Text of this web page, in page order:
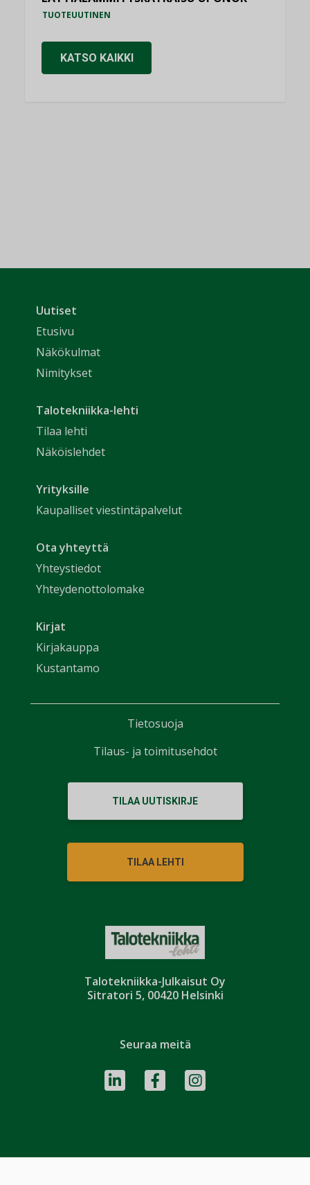
TUOTEUUTINEN
KATSO KAIKKI
Talotekniikka-Julkaisut Oy
Sitratori 5, 00420 Helsinki
Uutiset
Etusivu
Näkökulmat
Nimitykset
Talotekniikka-lehti
Tilaa lehti
Näköislehdet
Yrityksille
Kaupalliset viestintäpalvelut
Ota yhteyttä
Yhteystiedot
Yhteydenottolomake
Kirjat
Kirjakauppa
Kustantamo
TILAA UUTISKIRJE
TILAA LEHTI
Seuraa meitä
Tietosuoja
Tilaus- ja toimitusehdot